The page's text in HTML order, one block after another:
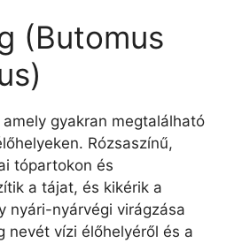
(Butomus
amely gyakran megtalálható
Rózsaszínű,
tópartokon és
a tájat, és kikérik a
nyári-nyárvégi virágzása
nevét vízi élőhelyéről és a